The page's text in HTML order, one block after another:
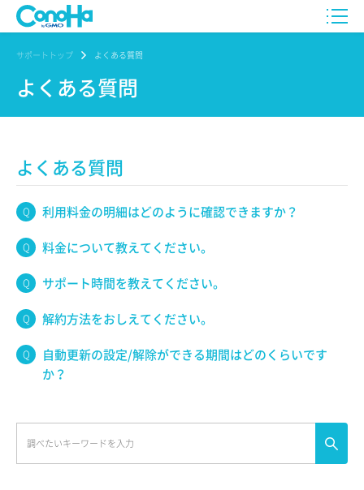
サポートトップ よくある質問
よくある質問
よくある質問
利用料金の明細はどのように確認できますか？
料金について教えてください。
サポート時間を教えてください。
解約方法をおしえてください。
自動更新の設定/解除ができる期間はどのくらいです
か？